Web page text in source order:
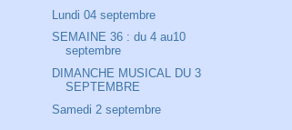
Lundi 04 septembre
SEMAINE 36 : du 4 au10
septembre
DIMANCHE MUSICAL DU 3
SEPTEMBRE
Samedi 2 septembre